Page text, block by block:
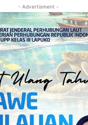
- Advertisment -